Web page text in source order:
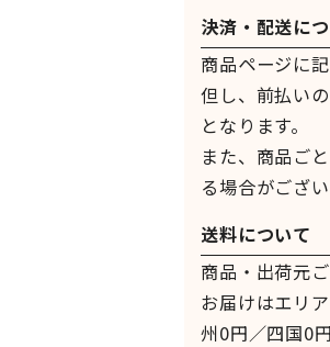
決済・配送に
商品ページに
但し、前払い
となります。
また、商品ご
る場合がござ
送料について
商品・出荷元
お届けはエリ
州0円／四国0